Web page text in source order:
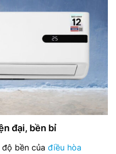
đại, bền bỉ
bền của điều hòa